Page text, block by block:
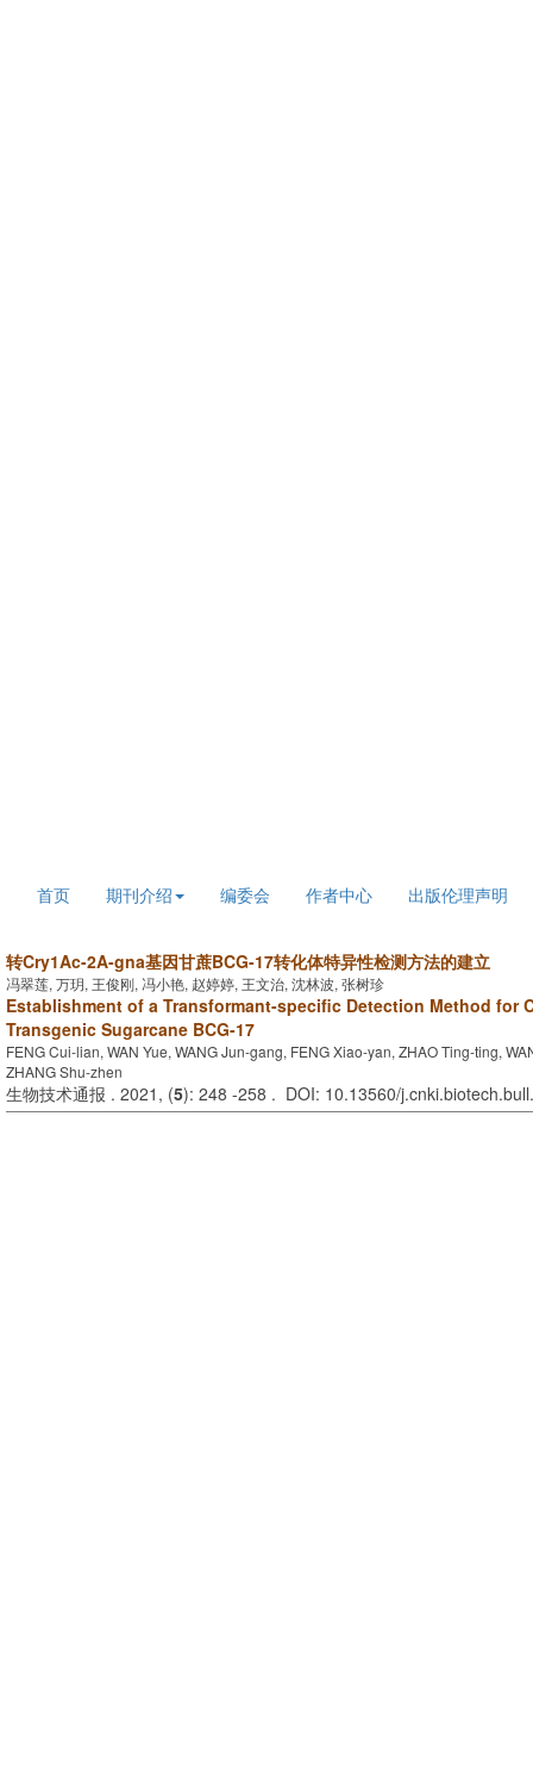
首页 期刊介绍 编委会 作者中心 出版伦理声明
转Cry1Ac-2A-gna基因甘蔗BCG-17转化体特异性检测方法的建立
冯翠莲, 万玥, 王俊刚, 冯小艳, 赵婷婷, 王文治, 沈林波, 张树珍
Establishment of a Transformant-specific Detection Method for
Transgenic Sugarcane BCG-17
FENG Cui-lian, WAN Yue, WANG Jun-gang, FENG Xiao-yan, ZHAO Ting-ting,
ZHANG Shu-zhen
生物技术通报 . 2021, (5): 248 -258 . DOI: 10.13560/